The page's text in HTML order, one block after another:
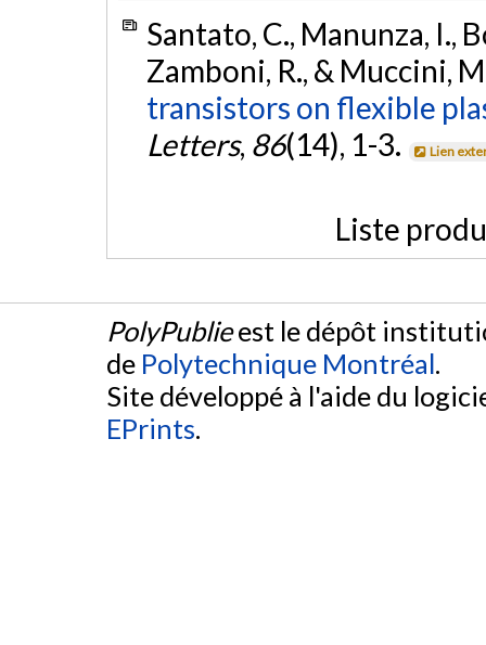
Santato, C., Manunza, I.,
Zamboni, R., & Muccini,
transistors on flexible
Letters, 86(14), 1-3. Lien
Liste
PolyPublieest le dépôt
de Polytechnique Montréal.
Site développé à l'aide du
EPrints.